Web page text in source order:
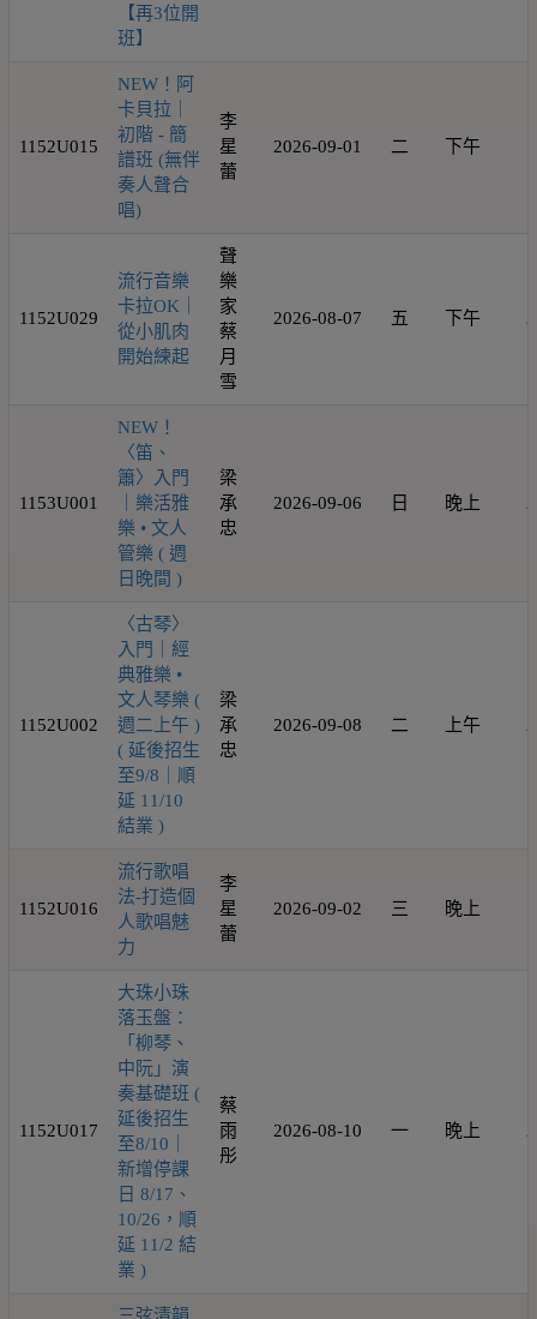
【再3位開
班】
1152U015
NEW！阿
卡貝拉｜
初階 - 簡
譜班 (無伴
奏人聲合
唱)
李
星
蕾
2026-09-01 二 下午
1152U029
流行音樂
卡拉OK｜
從小肌肉
開始練起
聲
樂
家
蔡
月
雪
2026-08-07 五 下午
1153U001
NEW！
〈笛、
簫〉入門
｜樂活雅
樂 • 文人
管樂 ( 週
日晚間 )
梁
承
忠
2026-09-06 日 晚上
1152U002
〈古琴〉
入門｜經
典雅樂 •
文人琴樂 (
週二上午 )
( 延後招生
至9/8｜順
延 11/10
結業 )
梁
承
忠
2026-09-08 二 上午
1152U016
流行歌唱
法-打造個
人歌唱魅
力
李
星
蕾
2026-09-02 三 晚上
1152U017
大珠小珠
落玉盤：
「柳琴、
中阮」演
奏基礎班 (
延後招生
至8/10｜
新增停課
日 8/17、
10/26，順
延 11/2 結
業 )
蔡
雨
彤
2026-08-10 一 晚上